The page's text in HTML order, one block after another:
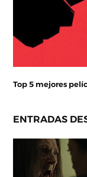
Top 5 mejores
ENTRADAS